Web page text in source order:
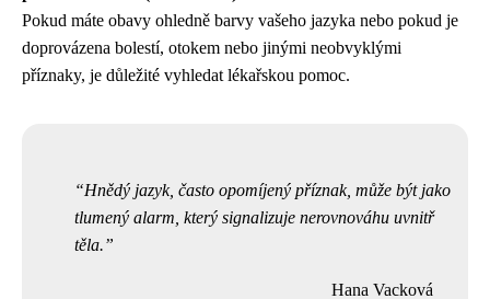
Pokud máte obavy ohledně barvy vašeho jazyka nebo pokud je
doprovázena bolestí, otokem nebo jinými neobvyklými
příznaky, je důležité vyhledat lékařskou pomoc.
Hnědý jazyk, často opomíjený příznak, může být jako
tlumený alarm, který signalizuje nerovnováhu uvnitř
těla.
Hana Vacková